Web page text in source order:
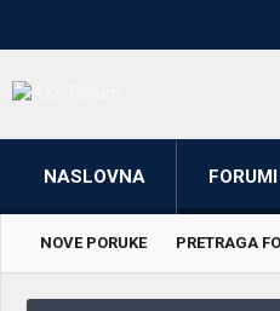
NASLOVNA FORUMI
NOVE PORUKE PRETRAGA